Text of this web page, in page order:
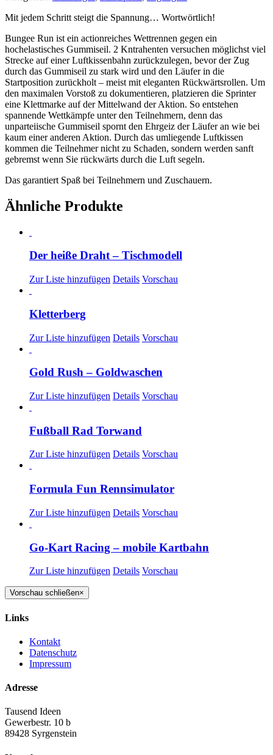
Mit jedem Schritt steigt die Spannung… Wortwörtlich!
Bungee Run ist ein actionreiches Wettrennen gegen ein
hochelastisches Gummiseil. 2 Kntrahenten versuchen möglichst viel
Strecke auf einer Luftkissenbahn zurückzulegen, bevor der Zug
durch das Gummiseil zu stark wird und den Läufer in die
Startposition zurückholt – meist mit eleganten Rückwärtsrollen. Um
den maximalen Vorstoß zu dokumentieren, platzieren die Sprinter
eine Klettmarke auf der Mittelwand der Aktion. So entstehen
spannende Wettkämpfe unter den Teilnehmern, denn das
unparteiische Gummiseil spornt den Ehrgeiz der Läufer an wie bei
kaum einer anderen Aktion. Durch das umliegende Luftkissen
kommen die Teilnehmer nicht zu Schaden, sondern werden sanft
gebremst wenn Sie rückwärts durch die Luft segeln.
Das garantiert Spaß bei Teilnehmern und Zuschauern.
Ähnliche Produkte
Der heiße Draht – Tischmodell
Zur Liste hinzufügen Details Vorschau
Kletterberg
Zur Liste hinzufügen Details Vorschau
Gold Rush – Goldwaschen
Zur Liste hinzufügen Details Vorschau
Fußball Rad Torwand
Zur Liste hinzufügen Details Vorschau
Formula Fun Rennsimulator
Zur Liste hinzufügen Details Vorschau
Go-Kart Racing – mobile Kartbahn
Zur Liste hinzufügen Details Vorschau
Vorschau schließen×
Links
Kontakt
Datenschutz
Impressum
Adresse
Tausend Ideen
Gewerbestr. 10 b
89428 Syrgenstein